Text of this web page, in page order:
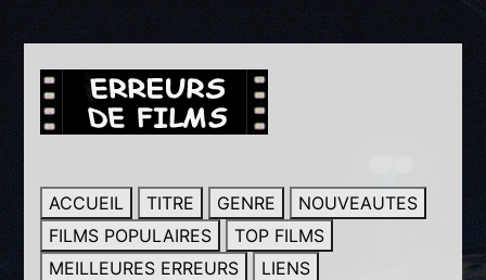
ACCUEIL TITRE GENRE
NOUVEAUTES
FILMS POPULAIRES
TOP FILMS
MEILLEURES ERREURS
LIENS